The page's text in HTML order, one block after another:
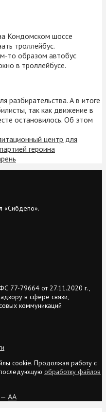
Кондомском шоссе
троллейбус.
то образом автобус
в троллейбусе.
разбирательства. А в итоге
так как движение в
остановилось. Об этом
центр для
героина
«Сибдепо».
77-79664 от 27.11.2020 г.,
в сфере связи,
коммуникаций
cookie. Продолжая работу с
обработку файлов
AA